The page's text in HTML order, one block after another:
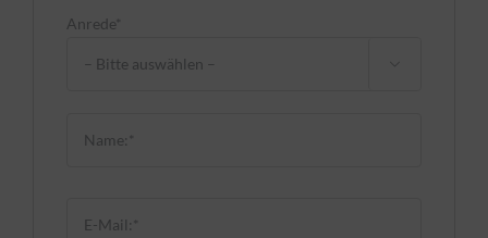
Anrede*